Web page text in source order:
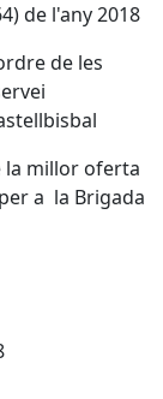
de l'any 2018
de les
la millor oferta
a la Brigada